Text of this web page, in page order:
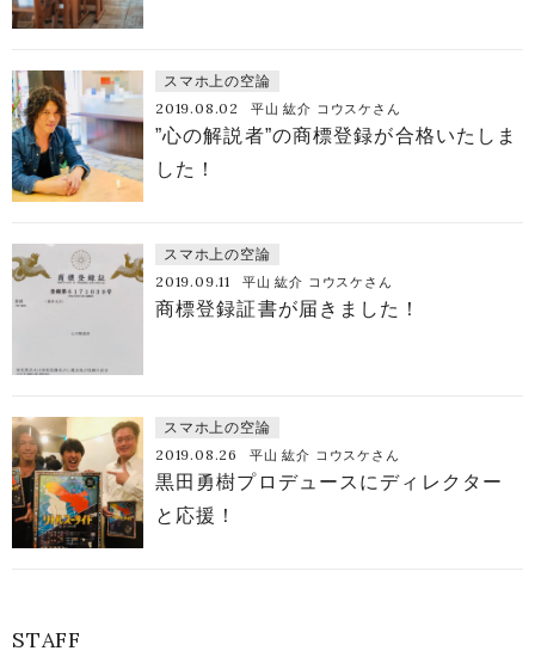
スマホ上の空論
2019.08.02 平山 紘介 コウスケさん
”心の解説者”の商標登録が合格いたしま
した！
スマホ上の空論
2019.09.11 平山 紘介 コウスケさん
商標登録証書が届きました！
スマホ上の空論
2019.08.26 平山 紘介 コウスケさん
黒田勇樹プロデュースにディレクター
と応援！
STAFF